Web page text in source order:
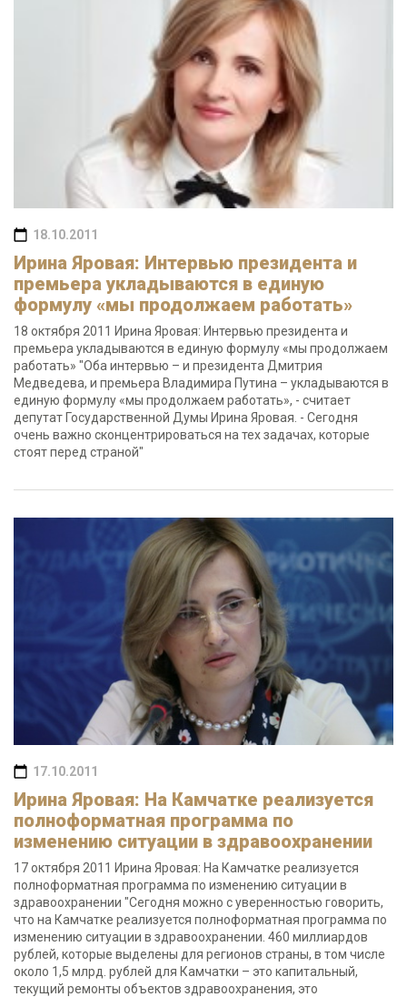
18.10.2011
Ирина Яровая: Интервью президента и
премьера укладываются в единую
формулу «мы продолжаем работать»
18 октября 2011 Ирина Яровая: Интервью президента и
премьера укладываются в единую формулу «мы продолжаем
работать» "Оба интервью – и президента Дмитрия
Медведева, и премьера Владимира Путина – укладываются в
единую формулу «мы продолжаем работать», - считает
депутат Государственной Думы Ирина Яровая. - Сегодня
очень важно сконцентрироваться на тех задачах, которые
стоят перед страной"
17.10.2011
Ирина Яровая: На Камчатке реализуется
полноформатная программа по
изменению ситуации в здравоохранении
17 октября 2011 Ирина Яровая: На Камчатке реализуется
полноформатная программа по изменению ситуации в
здравоохранении "Сегодня можно с уверенностью говорить,
что на Камчатке реализуется полноформатная программа по
изменению ситуации в здравоохранении. 460 миллиардов
рублей, которые выделены для регионов страны, в том числе
около 1,5 млрд. рублей для Камчатки – это капитальный,
текущий ремонты объектов здравоохранения, это